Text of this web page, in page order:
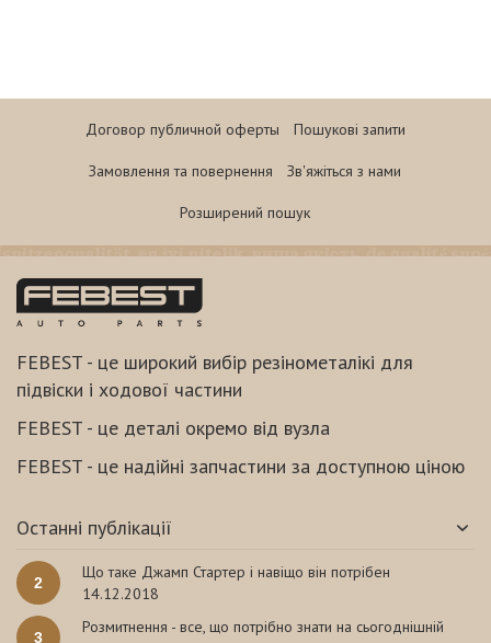
Договор публичной оферты Пошукові запити
Замовлення та повернення Зв'яжіться з нами
Розширений пошук
FEBEST - це широкий вибір резінометалікі для
підвіски і ходової частини
FEBEST - це деталі окремо від вузла
FEBEST - це надійні запчастини за доступною ціною
Останні публікації
2
Що таке Джамп Стартер і навіщо він потрібен
14.12.2018
3
Розмитнення - все, що потрібно знати на сьогоднішній